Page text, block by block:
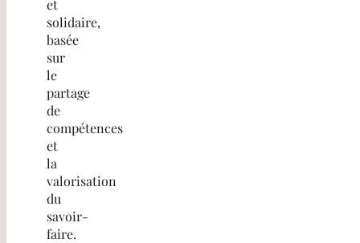
et
solidaire,
basée
sur
le
partage
de
compétences
et
la
valorisation
du
savoir-
faire.